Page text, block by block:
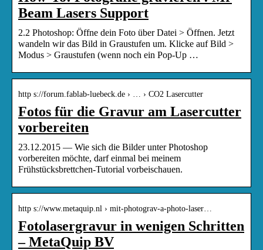
Beam Lasers Support
2.2 Photoshop: Öffne dein Foto über Datei > Öffnen. Jetzt
wandeln wir das Bild in Graustufen um. Klicke auf Bild >
Modus > Graustufen (wenn noch ein Pop-Up …
http s://forum.fablab-luebeck.de › … › CO2 Lasercutter
Fotos für die Gravur am Lasercutter
vorbereiten
23.12.2015 — Wie sich die Bilder unter Photoshop
vorbereiten möchte, darf einmal bei meinem
Frühstücksbrettchen-Tutorial vorbeischauen.
http s://www.metaquip.nl › mit-photograv-a-photo-laser…
Fotolasergravur in wenigen Schritten
– MetaQuip BV